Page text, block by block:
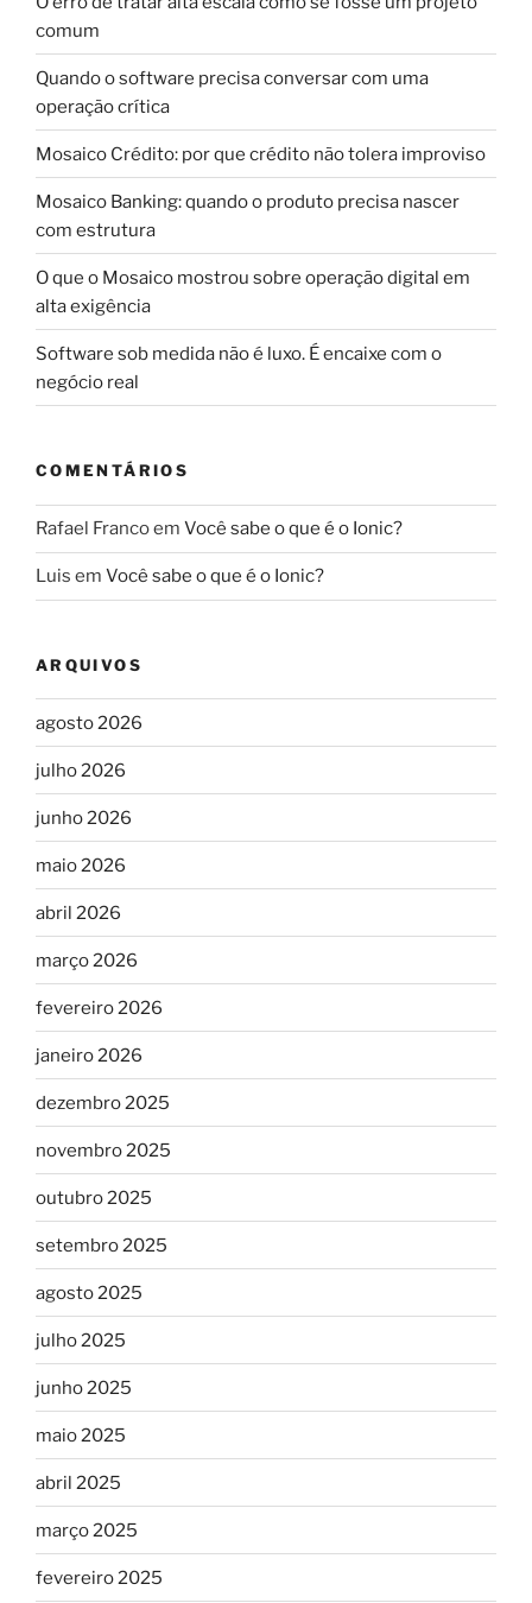
comum
Quando o software precisa conversar com uma
operação crítica
Mosaico Crédito: por que crédito não tolera improviso
Mosaico Banking: quando o produto precisa nascer
com estrutura
O que o Mosaico mostrou sobre operação digital em
alta exigência
Software sob medida não é luxo. É encaixe com o
negócio real
COMENTÁRIOS
Rafael Francoem Você sabe o que é o Ionic?
Luis em Você sabe o que é o Ionic?
ARQUIVOS
agosto 2026
julho 2026
junho 2026
maio 2026
abril 2026
março 2026
fevereiro 2026
janeiro 2026
dezembro 2025
novembro 2025
outubro 2025
setembro 2025
agosto 2025
julho 2025
junho 2025
maio 2025
abril 2025
março 2025
fevereiro 2025